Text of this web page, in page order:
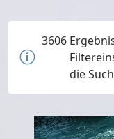
3606
die